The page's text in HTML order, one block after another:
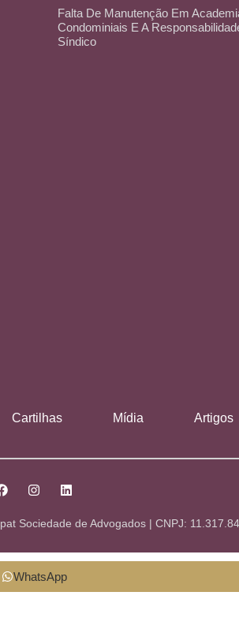
Falta De Manutenção Em
Condominiais E A
Síndico
Cartilhas Mídia Artigos
Sociedade de Advogados | CNPJ:
WhatsApp